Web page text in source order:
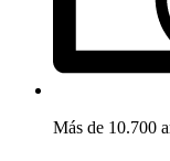
Más de 10.700